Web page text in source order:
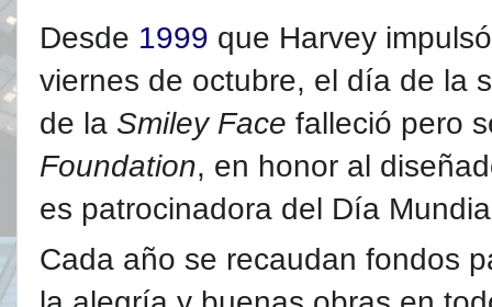
Desde 1999 que Harvey
viernes de octubre, el día de la
de la Smiley Face falleció pero
Foundation, en honor al
es patrocinadora del Día
Cada año se recaudan fondos